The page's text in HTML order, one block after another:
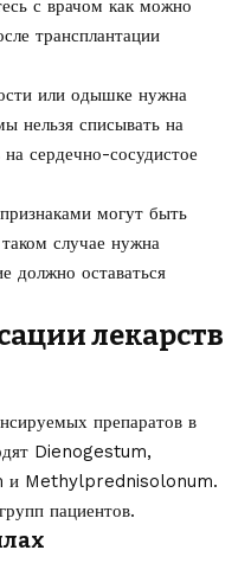
с врачом как можно
трансплантации
или одышке нужна
нельзя списывать на
сердечно-сосудистое
могут быть
случае нужна
должно оставаться
лекарств
препаратов в
Dienogestum,
и Methylprednisolonum.
пациентов.